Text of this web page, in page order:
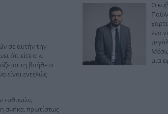
σε αυτήν την
ότι είτε ο κ.
τη βοήθεια
είναι εντελώς
ευθυνών,
ανήκει πρωτίστως
Ο
ένα
μια